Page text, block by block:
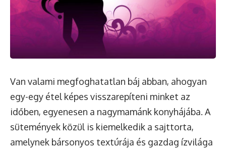
Van valami megfoghatatlan báj abban, ahogyan
egy-egy étel képes visszarepíteni minket az
időben, egyenesen a nagymamánk konyhájába. A
sütemények közül is kiemelkedik a sajttorta,
amelynek bársonyos textúrája és gazdag ízvilága